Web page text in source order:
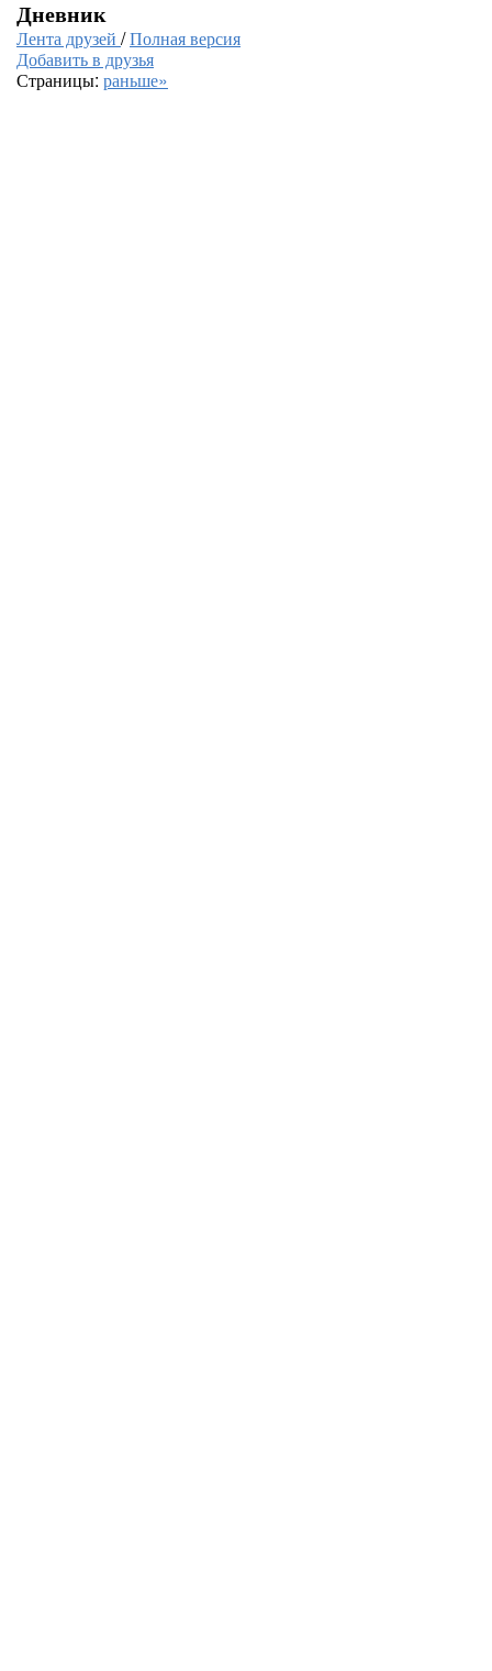
Дневник
Лента друзей /Полная версия
Добавить в друзья
Страницы: раньше»